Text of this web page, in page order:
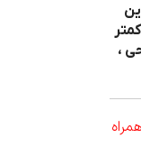
تر است این
،